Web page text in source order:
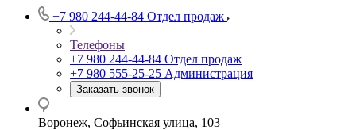
+7 980 244-44-84 Отдел продаж
Телефоны
+7 980 244-44-84 Отдел продаж
+7 980 555-25-25 Администрация
Заказать звонок
Воронеж, Софьинская улица, 103